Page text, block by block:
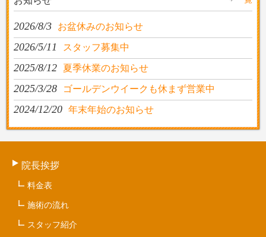
2026/8/3 お盆休みのお知らせ
2026/5/11 スタッフ募集中
2025/8/12 夏季休業のお知らせ
2025/3/28 ゴールデンウイークも休まず営業中
2024/12/20 年末年始のお知らせ
院長挨拶
料金表
施術の流れ
スタッフ紹介